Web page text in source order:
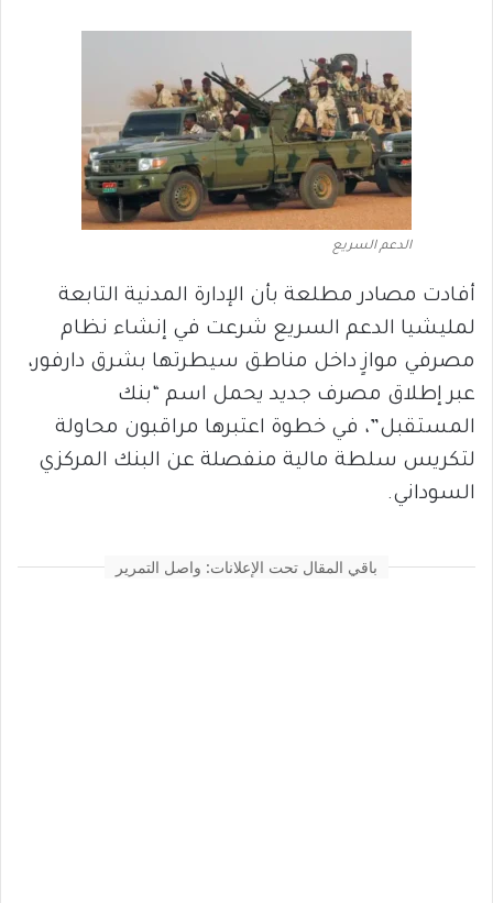
الدعم السريع
أفادت مصادر مطلعة بأن الإدارة المدنية التابعة
لمليشيا الدعم السريع شرعت في إنشاء نظام
مصرفي موازٍ داخل مناطق سيطرتها بشرق دارفور،
عبر إطلاق مصرف جديد يحمل اسم “بنك
المستقبل”، في خطوة اعتبرها مراقبون محاولة
لتكريس سلطة مالية منفصلة عن البنك المركزي
السوداني.
باقي المقال تحت الإعلانات: واصل التمرير